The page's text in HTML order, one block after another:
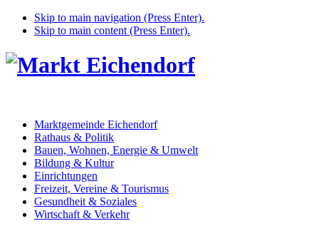
Skip to main navigation (Press Enter).
Skip to main content (Press Enter).
Marktgemeinde Eichendorf
Rathaus & Politik
Bauen, Wohnen, Energie & Umwelt
Bildung & Kultur
Einrichtungen
Freizeit, Vereine & Tourismus
Gesundheit & Soziales
Wirtschaft & Verkehr